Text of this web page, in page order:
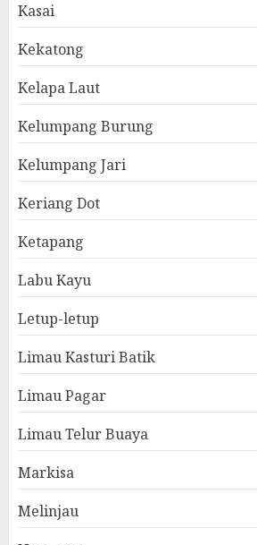
Kasai
Kekatong
Kelapa Laut
Kelumpang Burung
Kelumpang Jari
Keriang Dot
Ketapang
Labu Kayu
Letup-letup
Limau Kasturi Batik
Limau Pagar
Limau Telur Buaya
Markisa
Melinjau